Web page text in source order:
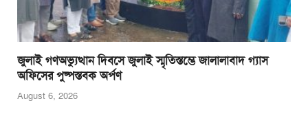
জুলাই গণঅভ্যুত্থান দিবসে জুলাই স্মৃতিস্তম্ভে জালালাবাদ গ্যাস
অফিসের পুষ্পস্তবক অর্পণ
August 6, 2026